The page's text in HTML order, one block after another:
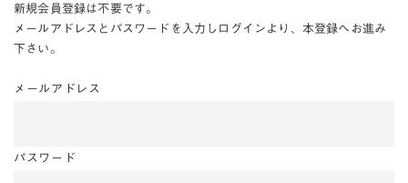
新規会員登録は不要です。
メールアドレスとパスワードを入力しログインより、本登録へお進み
下さい。
メールアドレス
パスワード